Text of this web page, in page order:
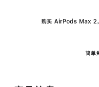
购买 AirPods Max 2
简单